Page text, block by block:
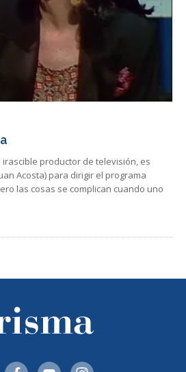
irascible productor de televisión, es
Acosta) para dirigir el programa
las cosas se complican cuando uno